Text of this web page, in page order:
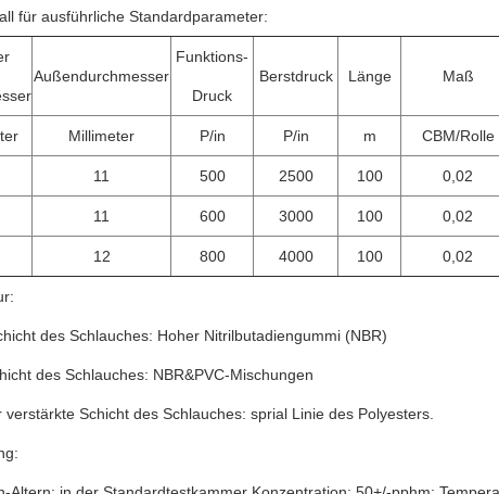
für ausführliche Standardparameter:
Außendurchmesser
Funktions-
Druck
Berstdruck Länge Maß
Millimeter P/in P/in m CBM/Rolle
11 500 2500 100 0,02
11 600 3000 100 0,02
12 800 4000 100 0,02
des Schlauches: Hoher Nitrilbutadiengummi (NBR)
des Schlauches: NBR&PVC-Mischungen
verstärkte Schicht des Schlauches: sprial Linie des Polyesters.